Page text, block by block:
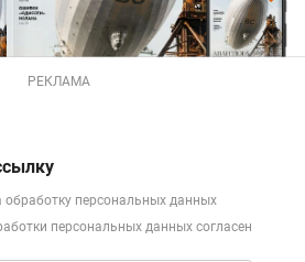
РЕКЛАМА
обработку персональных данных
персональных данных согласен